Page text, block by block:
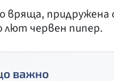
вряща, придружена
лют червен пипер.
важно